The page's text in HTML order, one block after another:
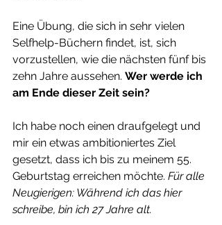
Eine Übung, die sich in sehr vielen
Selfhelp-Büchern findet, ist, sich
vorzustellen, wie die nächsten fünf bis
zehn Jahre aussehen. Wer werde ich
am Ende dieser Zeit sein?
Ich habe noch einen draufgelegt und
mir ein etwas ambitioniertes Ziel
gesetzt, dass ich bis zu meinem 55.
Geburtstag erreichen möchte. Für alle
Neugierigen: Während ich das hier
schreibe, bin ich 27 Jahre alt.